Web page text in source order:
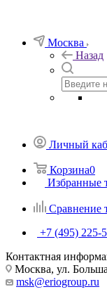
Москва
Назад
Личный
Корзина0
Избранные
Сравнение
+7 (495) 225-
Контактная
Москва, ул.
msk@eriogroup.ru